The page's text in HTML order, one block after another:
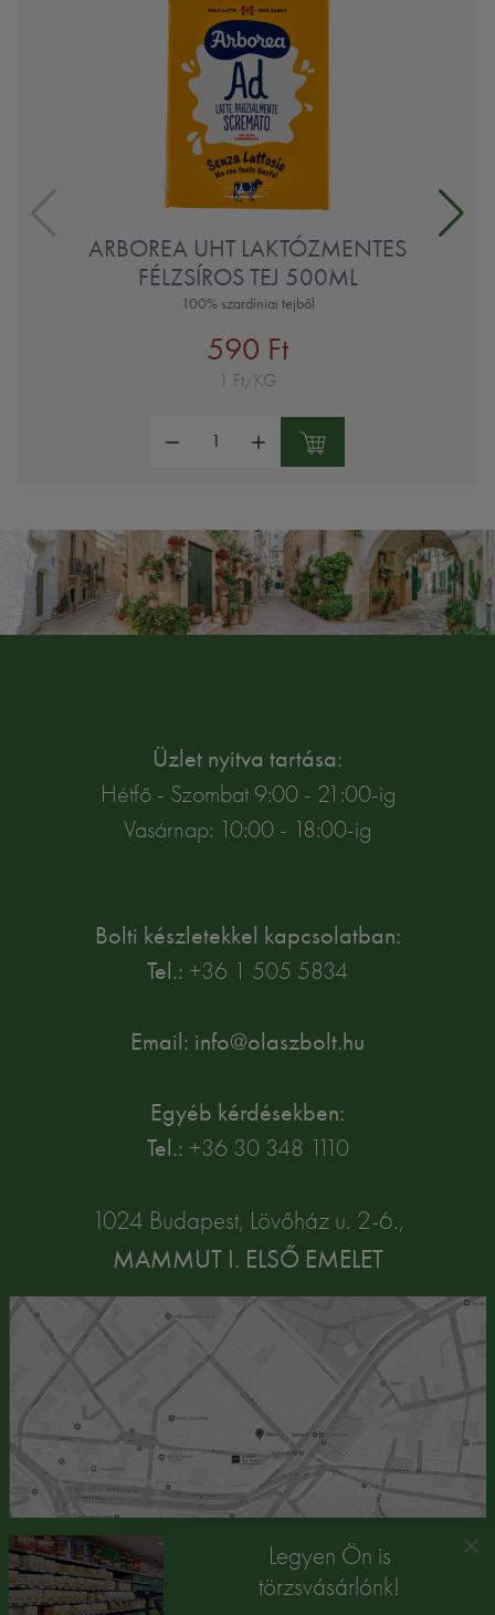
ARBOREA UHT LAKTÓZMENTES
FÉLZSÍROS TEJ 500ML
100% szardíniai tejből
590 Ft
1 Ft/KG
Üzlet nyitva tartása:
Hétfő - Szombat 9:00 - 21:00-ig
Vasárnap: 10:00 - 18:00-ig
Bolti készletekkel kapcsolatban:
Tel.: +36 1 505 5834
Email: info@olaszbolt.hu
Egyéb kérdésekben:
Tel.: +36 30 348 1110
1024 Budapest, Lövőház u. 2-6.,
MAMMUT I. ELSŐ EMELET
×
Legyen Ön is
törzsvásárlónk!